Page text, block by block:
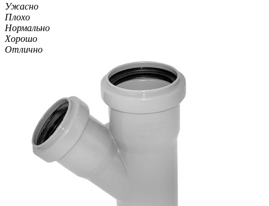
Ужасно
Плохо
Нормально
Хорошо
Отлично